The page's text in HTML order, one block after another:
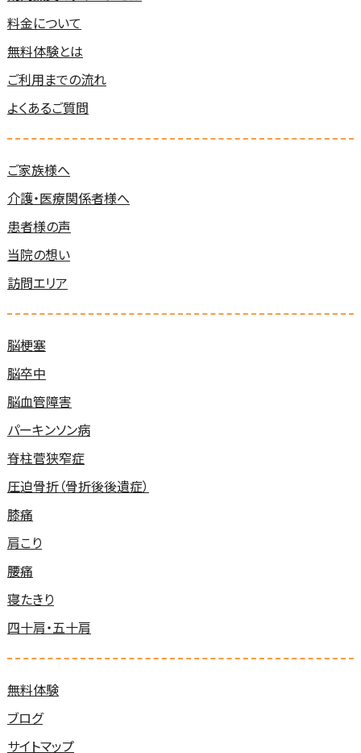
料金について
無料体験とは
ご利用までの流れ
よくあるご質問
ご家族様へ
介護・医療関係者様へ
患者様の声
当院の想い
訪問エリア
脳梗塞
脳卒中
脳血管障害
パーキンソン病
脊柱菅狭窄症
圧迫骨折（骨折後後遺症）
膝痛
肩こり
腰痛
寝たきり
四十肩・五十肩
無料体験
ブログ
サイトマップ